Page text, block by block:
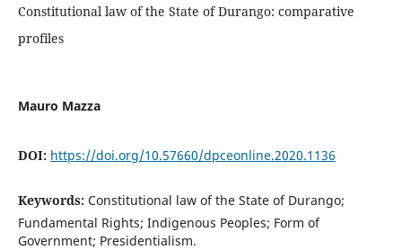
Constitutional law of the State of Durango: comparative
profiles
Mauro Mazza
DOI: https://doi.org/10.57660/dpceonline.2020.1136
Keywords: Constitutional law of the State of Durango;
Fundamental Rights; Indigenous Peoples; Form of
Government; Presidentialism.